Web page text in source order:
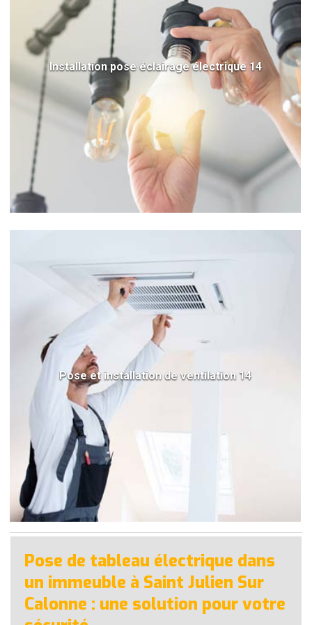
Installation pose éclairage électrique 14
Pose et installation de ventilation 14
Pose de tableau électrique dans
un immeuble à Saint Julien Sur
Calonne : une solution pour votre